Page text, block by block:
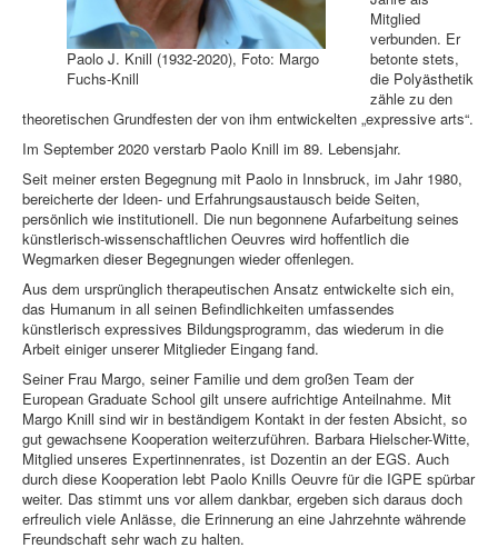
Paolo J. Knill (1932-2020), Foto: Margo
Fuchs-Knill
Mitglied
verbunden. Er
betonte stets,
die Polyästhetik
zähle zu den
theoretischen Grundfesten der von ihm entwickelten „expressive arts“.
Im September 2020 verstarb Paolo Knill im 89. Lebensjahr.
Seit meiner ersten Begegnung mit Paolo in Innsbruck, im Jahr 1980,
bereicherte der Ideen- und Erfahrungsaustausch beide Seiten,
persönlich wie institutionell. Die nun begonnene Aufarbeitung seines
künstlerisch-wissenschaftlichen Oeuvres wird hoffentlich die
Wegmarken dieser Begegnungen wieder offenlegen.
Aus dem ursprünglich therapeutischen Ansatz entwickelte sich ein,
das Humanum in all seinen Befindlichkeiten umfassendes
künstlerisch expressives Bildungsprogramm, das wiederum in die
Arbeit einiger unserer Mitglieder Eingang fand.
Seiner Frau Margo, seiner Familie und dem großen Team der
European Graduate School gilt unsere aufrichtige Anteilnahme. Mit
Margo Knill sind wir in beständigem Kontakt in der festen Absicht, so
gut gewachsene Kooperation weiterzuführen. Barbara Hielscher-Witte,
Mitglied unseres Expertinnenrates, ist Dozentin an der EGS. Auch
durch diese Kooperation lebt Paolo Knills Oeuvre für die IGPE spürbar
weiter. Das stimmt uns vor allem dankbar, ergeben sich daraus doch
erfreulich viele Anlässe, die Erinnerung an eine Jahrzehnte währende
Freundschaft sehr wach zu halten.